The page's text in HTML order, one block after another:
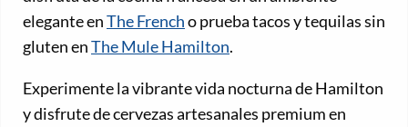
elegante enThe Frencho prueba tacos y tequilas sin
gluten enThe Mule Hamilton.
Experimente la vibrante vida nocturna de Hamilton
y disfrute de cervezas artesanales premium en